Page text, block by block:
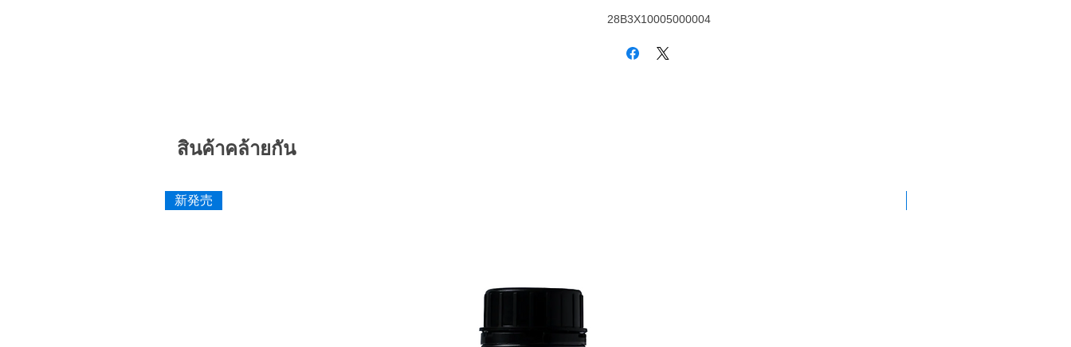
28B3X10005000004
สินค้าคล้ายกัน
新発売